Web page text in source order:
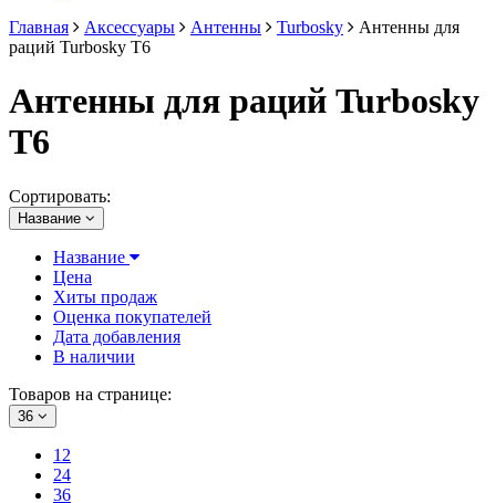
Главная
Аксессуары Антенны Turbosky
Антенны для
раций Turbosky T6
Антенны для раций Turbosky
T6
Сортировать:
Название
Название
Цена
Хиты продаж
Оценка покупателей
Дата добавления
В наличии
Товаров на странице:
36
12
24
36